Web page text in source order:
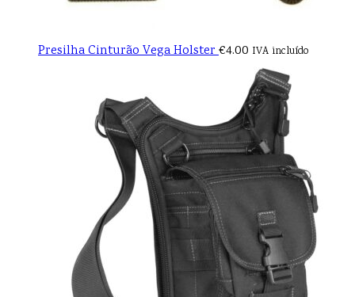
Presilha Cinturão Vega Holster€4.00 IVA incluído